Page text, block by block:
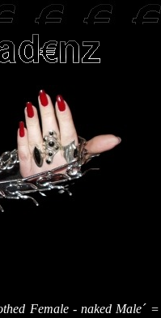
Female - naked Male´